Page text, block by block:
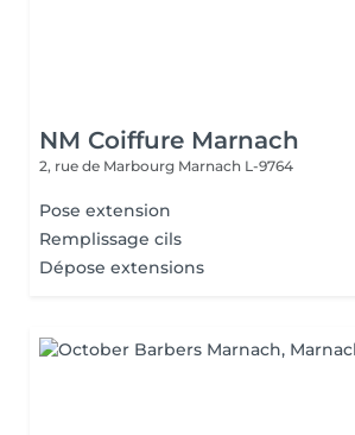
NM Coiffure Marnach
2, rue de Marbourg Marnach L-9764
Pose extension
Remplissage cils
Dépose extensions